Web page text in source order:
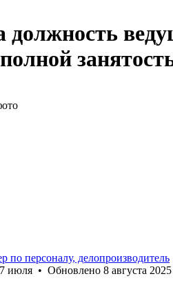
должность
по персоналу, делопроизводитель
июля • Обновлено 8 августа 2025